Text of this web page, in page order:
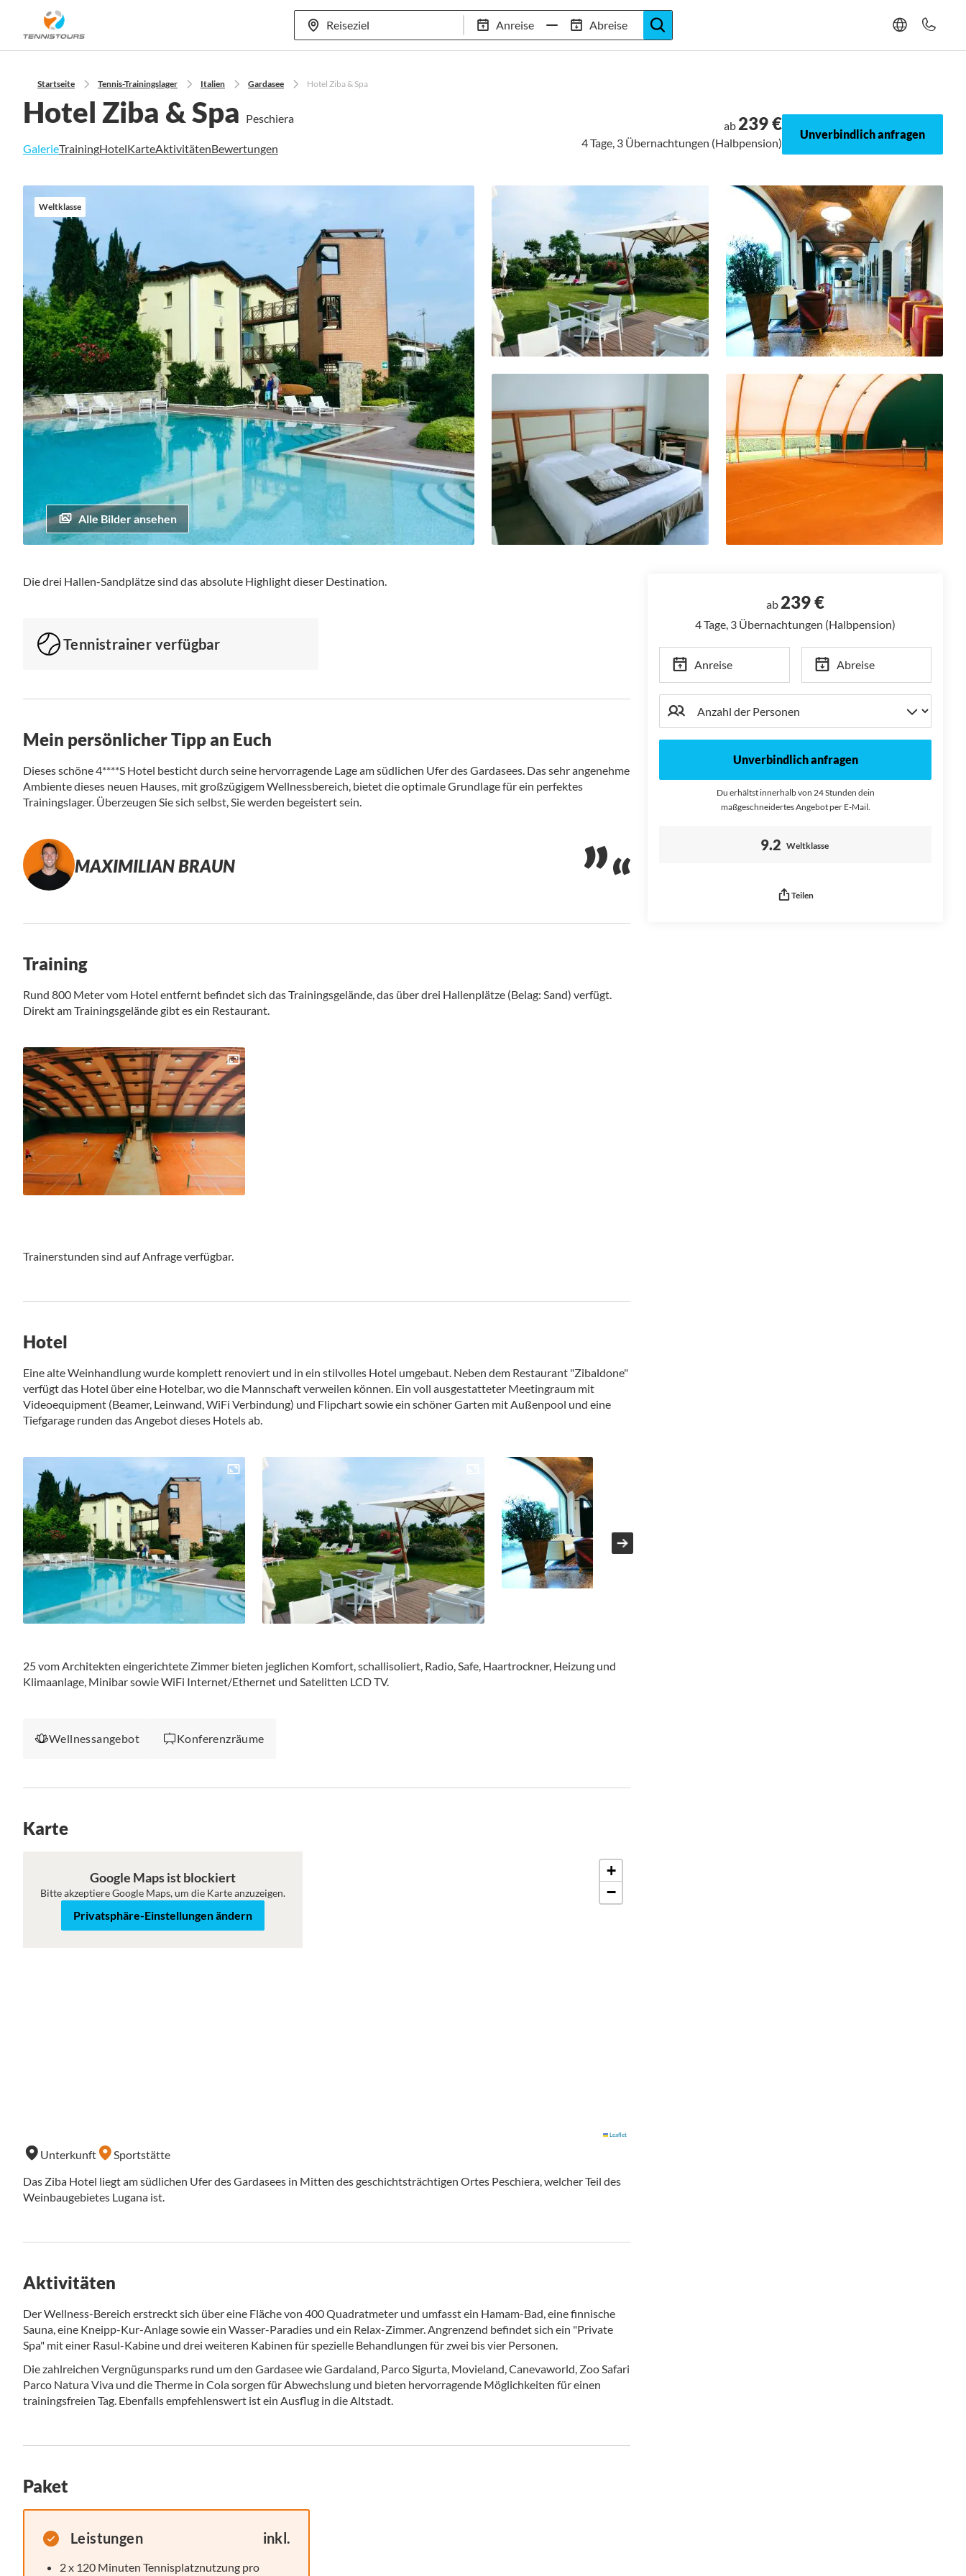
Anreise Abreise
Mehr als 70 Standorte 97,8% Weiterempfehlungsrate 20+ Jahre Trainingslager-Expertise
Startseite Tennis-Trainingslager Italien Gardasee Hotel Ziba & Spa
Hotel Ziba & Spa Peschiera
GalerieTrainingHotelKarteAktivitätenBewertungen
ab 239 €
4 Tage, 3 Übernachtungen (Halbpension)
Unverbindlich anfragen
Ende
Bildgalerie
springen
Weltklasse
Alle Bilder ansehen
der
Die drei Hallen-Sandplätze sind das absolute Highlight dieser Destination.
Tennistrainer verfügbar
Mein persönlicher Tipp an Euch
Dieses schöne 4****S Hotel besticht durch seine hervorragende Lage am südlichen Ufer des Gardasees. Das sehr angenehme
Ambiente dieses neuen Hauses, mit großzügigem Wellnessbereich, bietet die optimale Grundlage für ein perfektes
Trainingslager. Überzeugen Sie sich selbst, Sie werden begeistert sein.
MAXIMILIAN BRAUN
Training
Rund 800 Meter vom Hotel entfernt befindet sich das Trainingsgelände, das über drei Hallenplätze (Belag: Sand) verfügt.
Direkt am Trainingsgelände gibt es ein Restaurant.
Trainerstunden sind auf Anfrage verfügbar.
Hotel
Eine alte Weinhandlung wurde komplett renoviert und in ein stilvolles Hotel umgebaut. Neben dem Restaurant "Zibaldone"
verfügt das Hotel über eine Hotelbar, wo die Mannschaft verweilen können. Ein voll ausgestatteter Meetingraum mit
Videoequipment (Beamer, Leinwand, WiFi Verbindung) und Flipchart sowie ein schöner Garten mit Außenpool und eine
Tiefgarage runden das Angebot dieses Hotels ab.
25 vom Architekten eingerichtete Zimmer bieten jeglichen Komfort, schallisoliert, Radio, Safe, Haartrockner, Heizung und
Klimaanlage, Minibar sowie WiFi Internet/Ethernet und Satelitten LCD TV.
Wellnessangebot Konferenzräume
Karte
Satellit
+
−
Leaflet
Google Maps ist blockiert
Bitte akzeptiere Google Maps, um die Karte anzuzeigen.
Privatsphäre-Einstellungen ändern
Unterkunft
Sportstätte
Das Ziba Hotel liegt am südlichen Ufer des Gardasees in Mitten des geschichtsträchtigen Ortes Peschiera, welcher Teil des
Weinbaugebietes Lugana ist.
Aktivitäten
Der Wellness-Bereich erstreckt sich über eine Fläche von 400 Quadratmeter und umfasst ein Hamam-Bad, eine finnische
Sauna, eine Kneipp-Kur-Anlage sowie ein Wasser-Paradies und ein Relax-Zimmer. Angrenzend befindet sich ein "Private
Spa" mit einer Rasul-Kabine und drei weiteren Kabinen für spezielle Behandlungen für zwei bis vier Personen.
Die zahlreichen Vergnügunsparks rund um den Gardasee wie Gardaland, Parco Sigurta, Movieland, Canevaworld, Zoo Safari
Parco Natura Viva und die Therme in Cola sorgen für Abwechslung und bieten hervorragende Möglichkeiten für einen
trainingsfreien Tag. Ebenfalls empfehlenswert ist ein Ausflug in die Altstadt.
Paket
Leistungen inkl.
2 x 120 Minuten Tennisplatznutzung pro
ab 239 €
4 Tage, 3 Übernachtungen (Halbpension)
Anreise Abreise
Unverbindlich anfragen
Du erhältst innerhalb von 24 Stunden dein
maßgeschneidertes Angebot per E-Mail.
Weltklasse
9.2
Teilen